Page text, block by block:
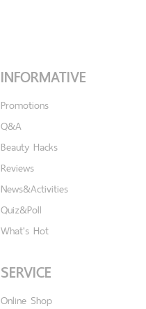
INFORMATIVE
Promotions
Q&A
Beauty Hacks
Reviews
News&Activities
Quiz&Poll
What's Hot
SERVICE
Online Shop